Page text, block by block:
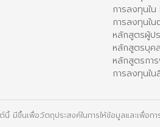
การลงทุนใน
การลงทุนใน
หลักสูตรผู้ป
หลักสูตรบุค
หลักสูตรกา
การลงทุนใ
นี้ มีขึ้นเพื่อวัตถุประสงค์ในการให้ข้อมูลและเพื่อ